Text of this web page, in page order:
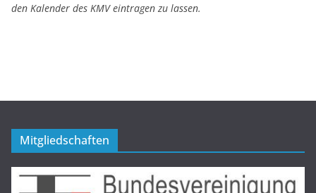
den Kalender des KMV eintragen zu lassen.
Mitgliedschaften